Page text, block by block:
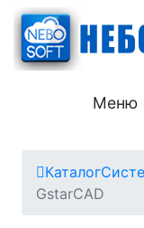
Меню
Каталог
GstarCAD